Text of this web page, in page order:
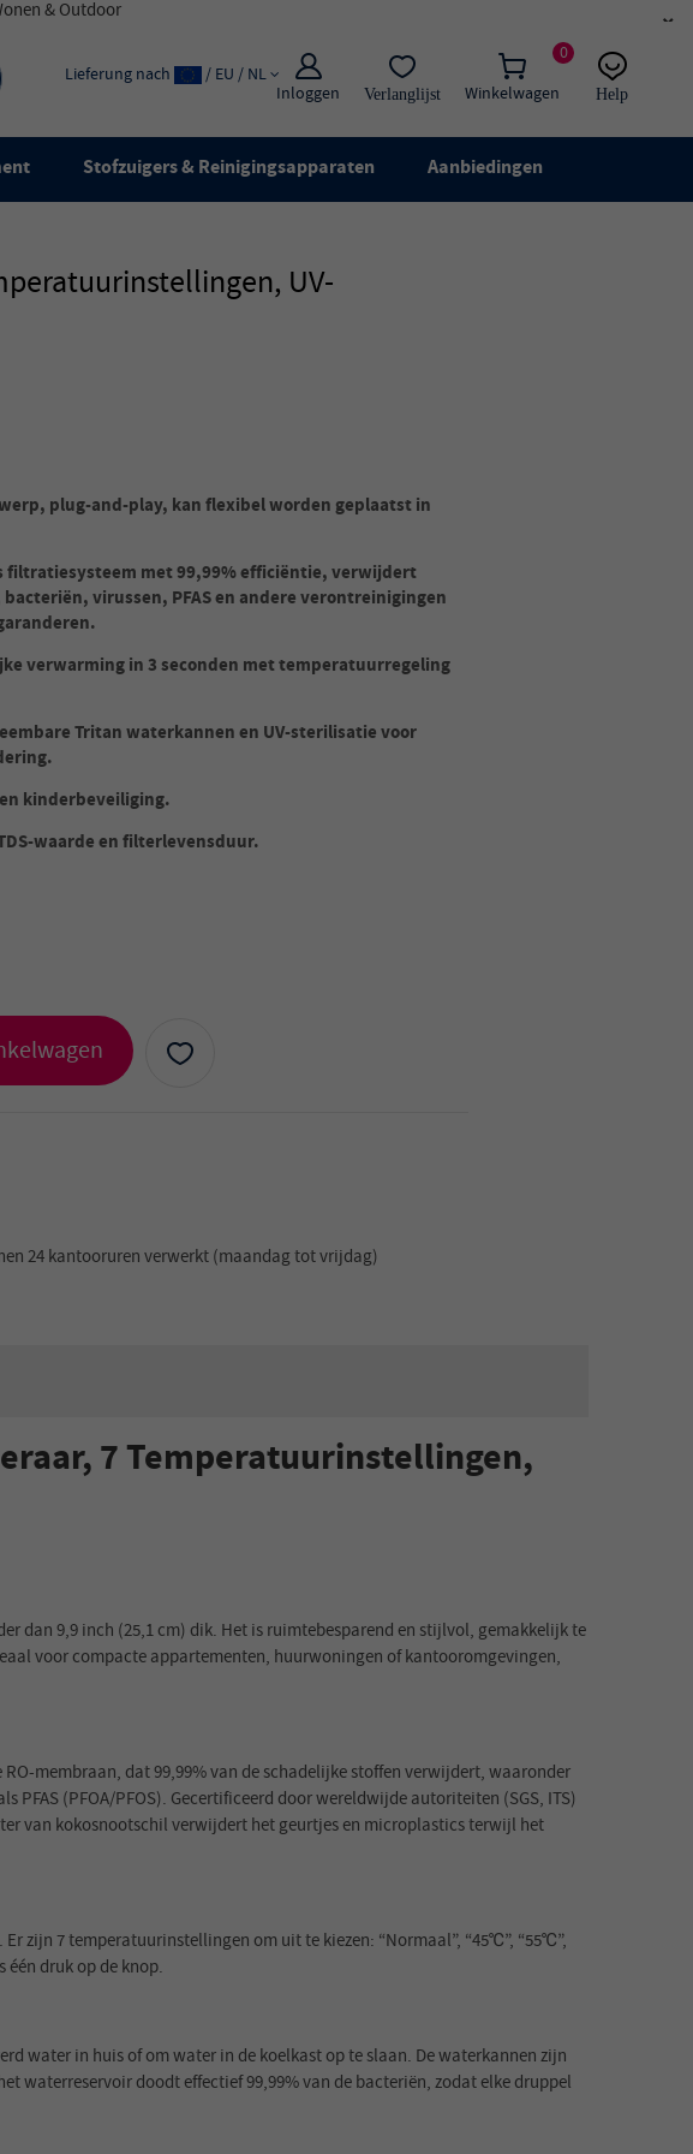
×
0
Winkelwagen
Inloggen Verlanglijst
Lieferung nach / EU / NL
Help
Live chat
Stofzuigers & Reinigingsapparaten Aanbiedingen
UV-
plug-and-play, kan flexibel worden geplaatst in
filtratiesysteem met 99,99% efficiëntie, verwijdert
virussen, PFAS en andere verontreinigingen
verwarming in 3 seconden met temperatuurregeling
Tritan waterkannen en UV-sterilisatie voor
kinderbeveiliging.
waarde en filterlevensduur.
24 kantooruren verwerkt (maandag tot vrijdag)
7 Temperatuurinstellingen,
dan 9,9 inch (25,1 cm) dik. Het is ruimtebesparend en stijlvol, gemakkelijk te
voor compacte appartementen, huurwoningen of kantooromgevingen,
membraan, dat 99,99% van de schadelijke stoffen verwijdert, waaronder
(PFOA/PFOS). Gecertificeerd door wereldwijde autoriteiten (SGS, ITS)
van kokosnootschil verwijdert het geurtjes en microplastics terwijl het
zijn 7 temperatuurinstellingen om uit te kiezen: “Normaal”, “45℃”, “55℃”,
één druk op de knop.
water in huis of om water in de koelkast op te slaan. De waterkannen zijn
doodt effectief 99,99% van de bacteriën, zodat elke druppel